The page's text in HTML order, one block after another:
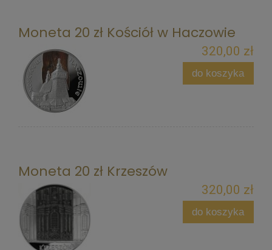
Moneta 20 zł Kościół w Haczowie
320,00 zł
do koszyka
Moneta 20 zł Krzeszów
320,00 zł
do koszyka